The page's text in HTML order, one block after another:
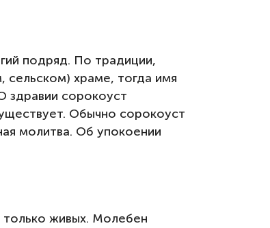
подряд. По традиции,
сельском) храме, тогда имя
здравии сорокоуст
Обычно сорокоуст
молитва. Об упокоении
живых. Молебен